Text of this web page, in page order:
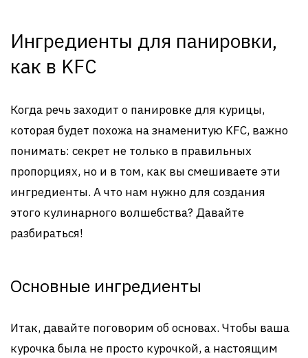
Ингредиенты для панировки,
как в KFC
Когда речь заходит о панировке для курицы,
которая будет похожа на знаменитую KFC, важно
понимать: секрет не только в правильных
пропорциях, но и в том, как вы смешиваете эти
ингредиенты. А что нам нужно для создания
этого кулинарного волшебства? Давайте
разбираться!
Основные ингредиенты
Итак, давайте поговорим об основах. Чтобы ваша
курочка была не просто курочкой, а настоящим